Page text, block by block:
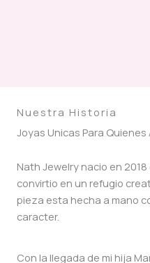
Nuestra Historia
Joyas Unicas Para
Nath Jewelry nacio en
convirtio en un refugio
pieza esta hecha a mano
caracter.
Con la llegada de mi hija